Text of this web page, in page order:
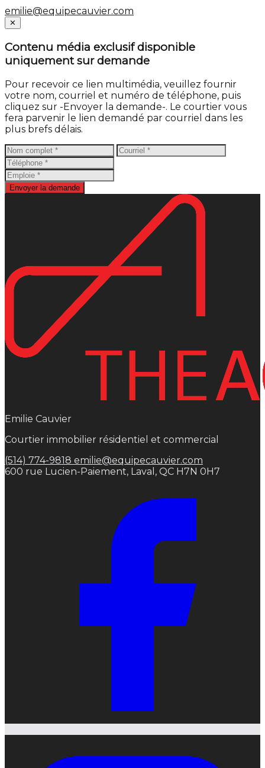
emilie@equipecauvier.com
Close
✕
Contenu média exclusif disponible
uniquement sur demande
Pour recevoir ce lien multimédia, veuillez fournir
votre nom, courriel et numéro de téléphone, puis
cliquez sur -Envoyer la demande-. Le courtier vous
fera parvenir le lien demandé par courriel dans les
plus brefs délais.
Envoyer la demande
Emilie Cauvier
Courtier immobilier résidentiel et commercial
(514) 774-9818 emilie@equipecauvier.com
600 rue Lucien-Paiement, Laval, QC H7N 0H7